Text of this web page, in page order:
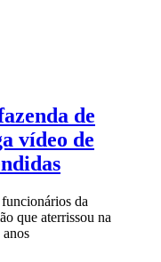
de
vídeo de
da
que aterrissou na